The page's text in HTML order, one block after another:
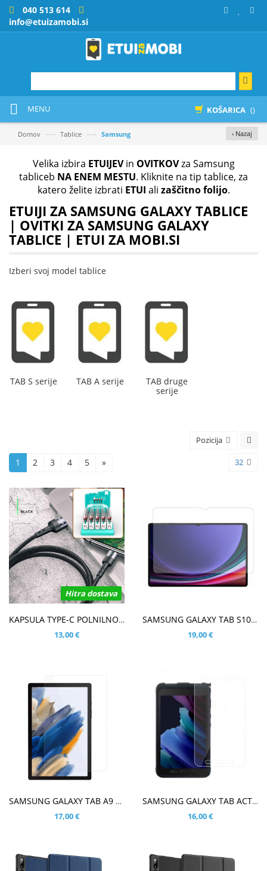
040 513 614
info@etuizamobi.si
KOŠARICA ()
MENU
‹ Nazaj
Domov —› Tablice —› Samsung
Velika izbira ETUIJEVin OVITKOVza Samsung
tabliceb NA ENEM MESTU. Kliknite na tip tablice, za
katero želite izbrati ETUI ali zaščitno folijo.
ETUIJI ZA SAMSUNG GALAXY TABLICE
| OVITKI ZA SAMSUNG GALAXY
TABLICE | ETUI ZA MOBI.SI
Izberi svoj model tablice
TAB S serije TAB A serije
TAB druge
serije
Pozicija
32
1 2 3 4 5 »
Hitra dostava
KAPSULA TYPE-C POLNILNO PODATKOVNI KABEL
13,00 €
SAMSUNG GALAXY TAB S10 ULTRA 14.6 KALJENO STEKLO (0,25MM)
19,00 €
SAMSUNG GALAXY TAB A9 PLUS 11.0 (2023) KALJENO STEKLO (0,33MM)
17,00 €
SAMSUNG GALAXY TAB ACTIVE3 KALJENO STEKLO (0,3MM)
16,00 €